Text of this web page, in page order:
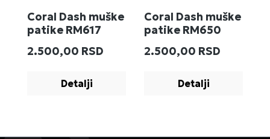
Coral Dash muške
patike RM617
Redovna cena:
2.500,00 RSD
Detalji
Coral Dash muške
patike RM650
Redovna cena:
2.500,00 RSD
Detalji